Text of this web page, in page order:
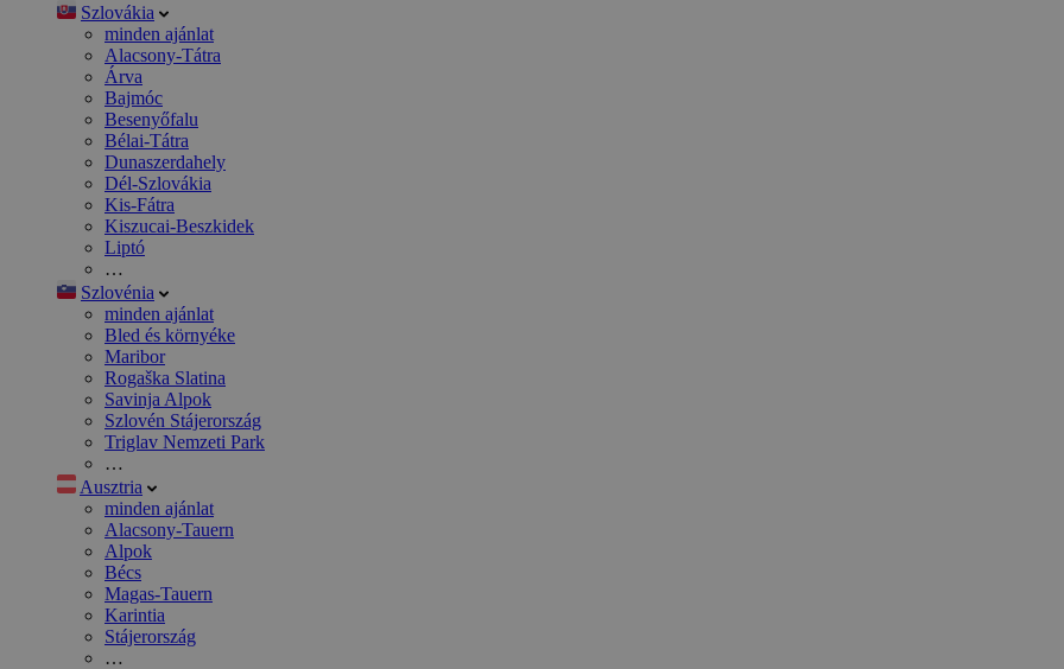
Szlovákia
minden ajánlat
Alacsony-Tátra
Árva
Bajmóc
Besenyőfalu
Bélai-Tátra
Dunaszerdahely
Dél-Szlovákia
Kis-Fátra
Kiszucai-Beszkidek
Liptó
…
Szlovénia
minden ajánlat
Bled és környéke
Maribor
Rogaška Slatina
Savinja Alpok
Szlovén Stájerország
Triglav Nemzeti Park
…
Ausztria
minden ajánlat
Alacsony-Tauern
Alpok
Bécs
Magas-Tauern
Karintia
Stájerország
…